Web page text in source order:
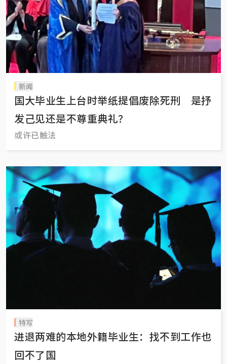
新闻
国大毕业生上台时举纸提倡废除死刑 是抒
发己见还是不尊重典礼？
或许已触法
特写
进退两难的本地外籍毕业生：找不到工作也
回不了国